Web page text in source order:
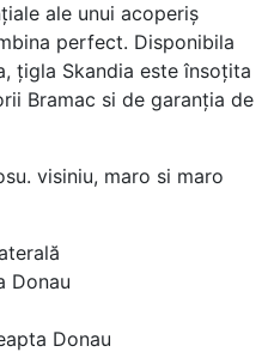
ale unui acoperiș
perfect. Disponibila
țigla Skandia este însoțita
Bramac si de garanția de
visiniu, maro si maro
Donau
Donau